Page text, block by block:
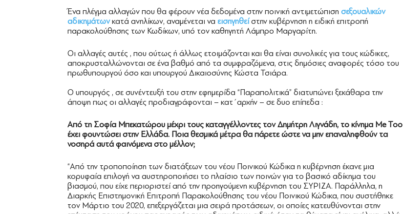
Ένα πλέγμα αλλαγών που θα φέρουν νέα δεδομένα στην ποινική αντιμετώπιση σεξουαλικών
αδικημάτων κατά ανηλίκων, αναμένεται να εισηγηθεί στην κυβέρνηση η ειδική επιτροπή
παρακολούθησης των Κωδίκων, υπό τον καθηγητή Λάμπρο Μαργαρίτη.
Οι αλλαγές αυτές , που ούτως ή άλλως ετοιμάζονται και θα είναι συνολικές για τους κώδικες,
αποκρυσταλλώνονται σε ένα βαθμό από τα συμφραζόμενα, στις δημόσιες αναφορές τόσο του
πρωθυπουργού όσο και υπουργού Δικαιοσύνης Κώστα Τσιάρα.
Ο υπουργός , σε συνέντευξή του στην εφημερίδα “Παραπολιτικά” διατυπώνει ξεκάθαρα την
άποψη πως οι αλλαγές προδιαγράφονται – κατ΄αρχήν – σε δυο επίπεδα :
Από τη Σοφία Μπεκατώρου μέχρι τους καταγγέλλοντες τον Δημήτρη Λιγνάδη, το κίνημα Me Too
έχει φουντώσει στην Ελλάδα. Ποια θεσμικά μέτρα θα πάρετε ώστε να μην επαναληφθούν τα
νοσηρά αυτά φαινόμενα στο μέλλον;
“Από την τροποποίηση των διατάξεων του νέου Ποινικού Κώδικα η κυβέρνηση έκανε μια
κορυφαία επιλογή να αυστηροποιήσει το πλαίσιο των ποινών για το βασικό αδίκημα του
βιασμού, που είχε περιοριστεί από την προηγούμενη κυβέρνηση του ΣΥΡΙΖΑ. Παράλληλα, η
Διαρκής Επιστημονική Επιτροπή Παρακολούθησης του νέου Ποινικού Κώδικα, που συστήθηκε
τον Μάρτιο του 2020, επεξεργάζεται μια σειρά προτάσεων, οι οποίες κατευθύνονται στην